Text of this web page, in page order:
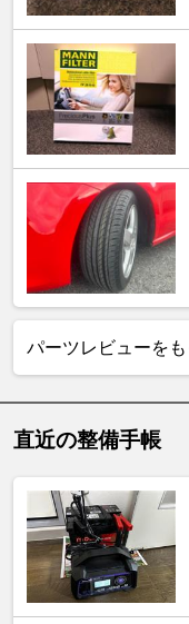
パーツレビューを
直近の整備手帳